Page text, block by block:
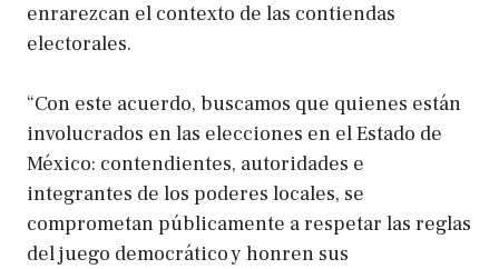
enrarezcan el contexto de las contiendas
electorales.
“Con este acuerdo, buscamos que quienes están
involucrados en las elecciones en el Estado de
México: contendientes, autoridades e
integrantes de los poderes locales, se
comprometan públicamente a respetar las reglas
del juego democrático y honren sus